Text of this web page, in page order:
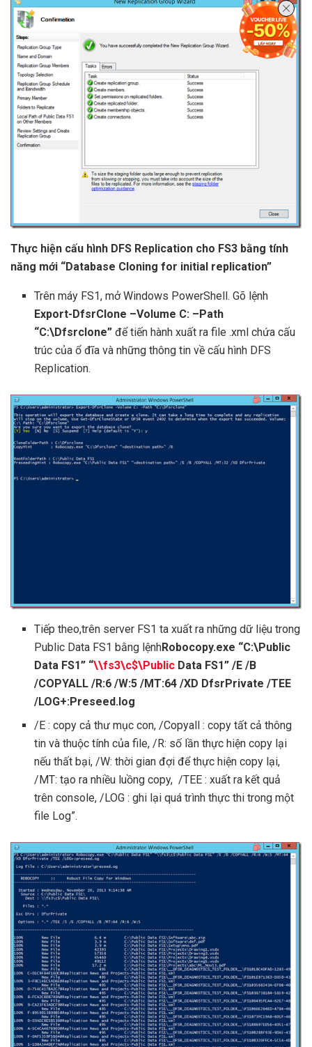
Thực hiện cấu hình DFS Replication cho FS3 bằng tính
năng mới “Database Cloning for initial replication”
Trên máy FS1, mở Windows PowerShell. Gõ lệnh
Export-DfsrClone –Volume C: –Path
“C:\Dfsrclone” để tiến hành xuất ra file .xml chứa cấu
trúc của ổ đĩa và những thông tin về cấu hình DFS
Replication.
Tiếp theo,trên server FS1 ta xuất ra những dữ liệu trong
Public Data FS1 bằng lệnhRobocopy.exe “C:\Public
Data FS1” “\\fs3\c$\Public Data FS1” /E /B
/COPYALL /R:6 /W:5 /MT:64 /XD DfsrPrivate /TEE
/LOG+:Preseed.log
/E : copy cả thư mục con, /Copyall : copy tất cả thông
tin và thuộc tính của file, /R: số lần thực hiện copy lại
nếu thất bại, /W: thời gian đợi để thực hiện copy lại,
/MT: tạo ra nhiều luồng copy, /TEE : xuất ra kết quả
trên console, /LOG : ghi lại quá trình thực thi trong một
file Log”.